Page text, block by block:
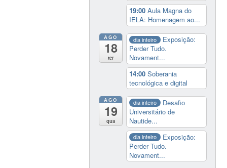
19:00Aula Magna do
IELA: Homenagem ao...
AGO
18
ter
dia inteiro
Exposição:
Perder Tudo.
Novament...
14:00Soberania
tecnológica e digital
AGO
19
qua
dia inteiro
Desafio
Universitário de
Nautide...
dia inteiro
Exposição:
Perder Tudo.
Novament...